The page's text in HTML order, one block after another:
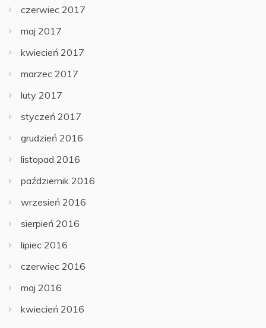
czerwiec 2017
maj 2017
kwiecień 2017
marzec 2017
luty 2017
styczeń 2017
grudzień 2016
listopad 2016
październik 2016
wrzesień 2016
sierpień 2016
lipiec 2016
czerwiec 2016
maj 2016
kwiecień 2016